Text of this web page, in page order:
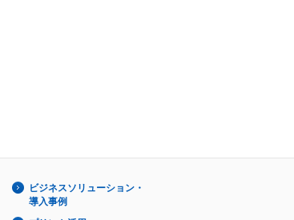
ビジネスソリューション・
導入事例